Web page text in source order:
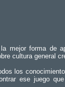
mejor forma de
cultura general
los
ese juego